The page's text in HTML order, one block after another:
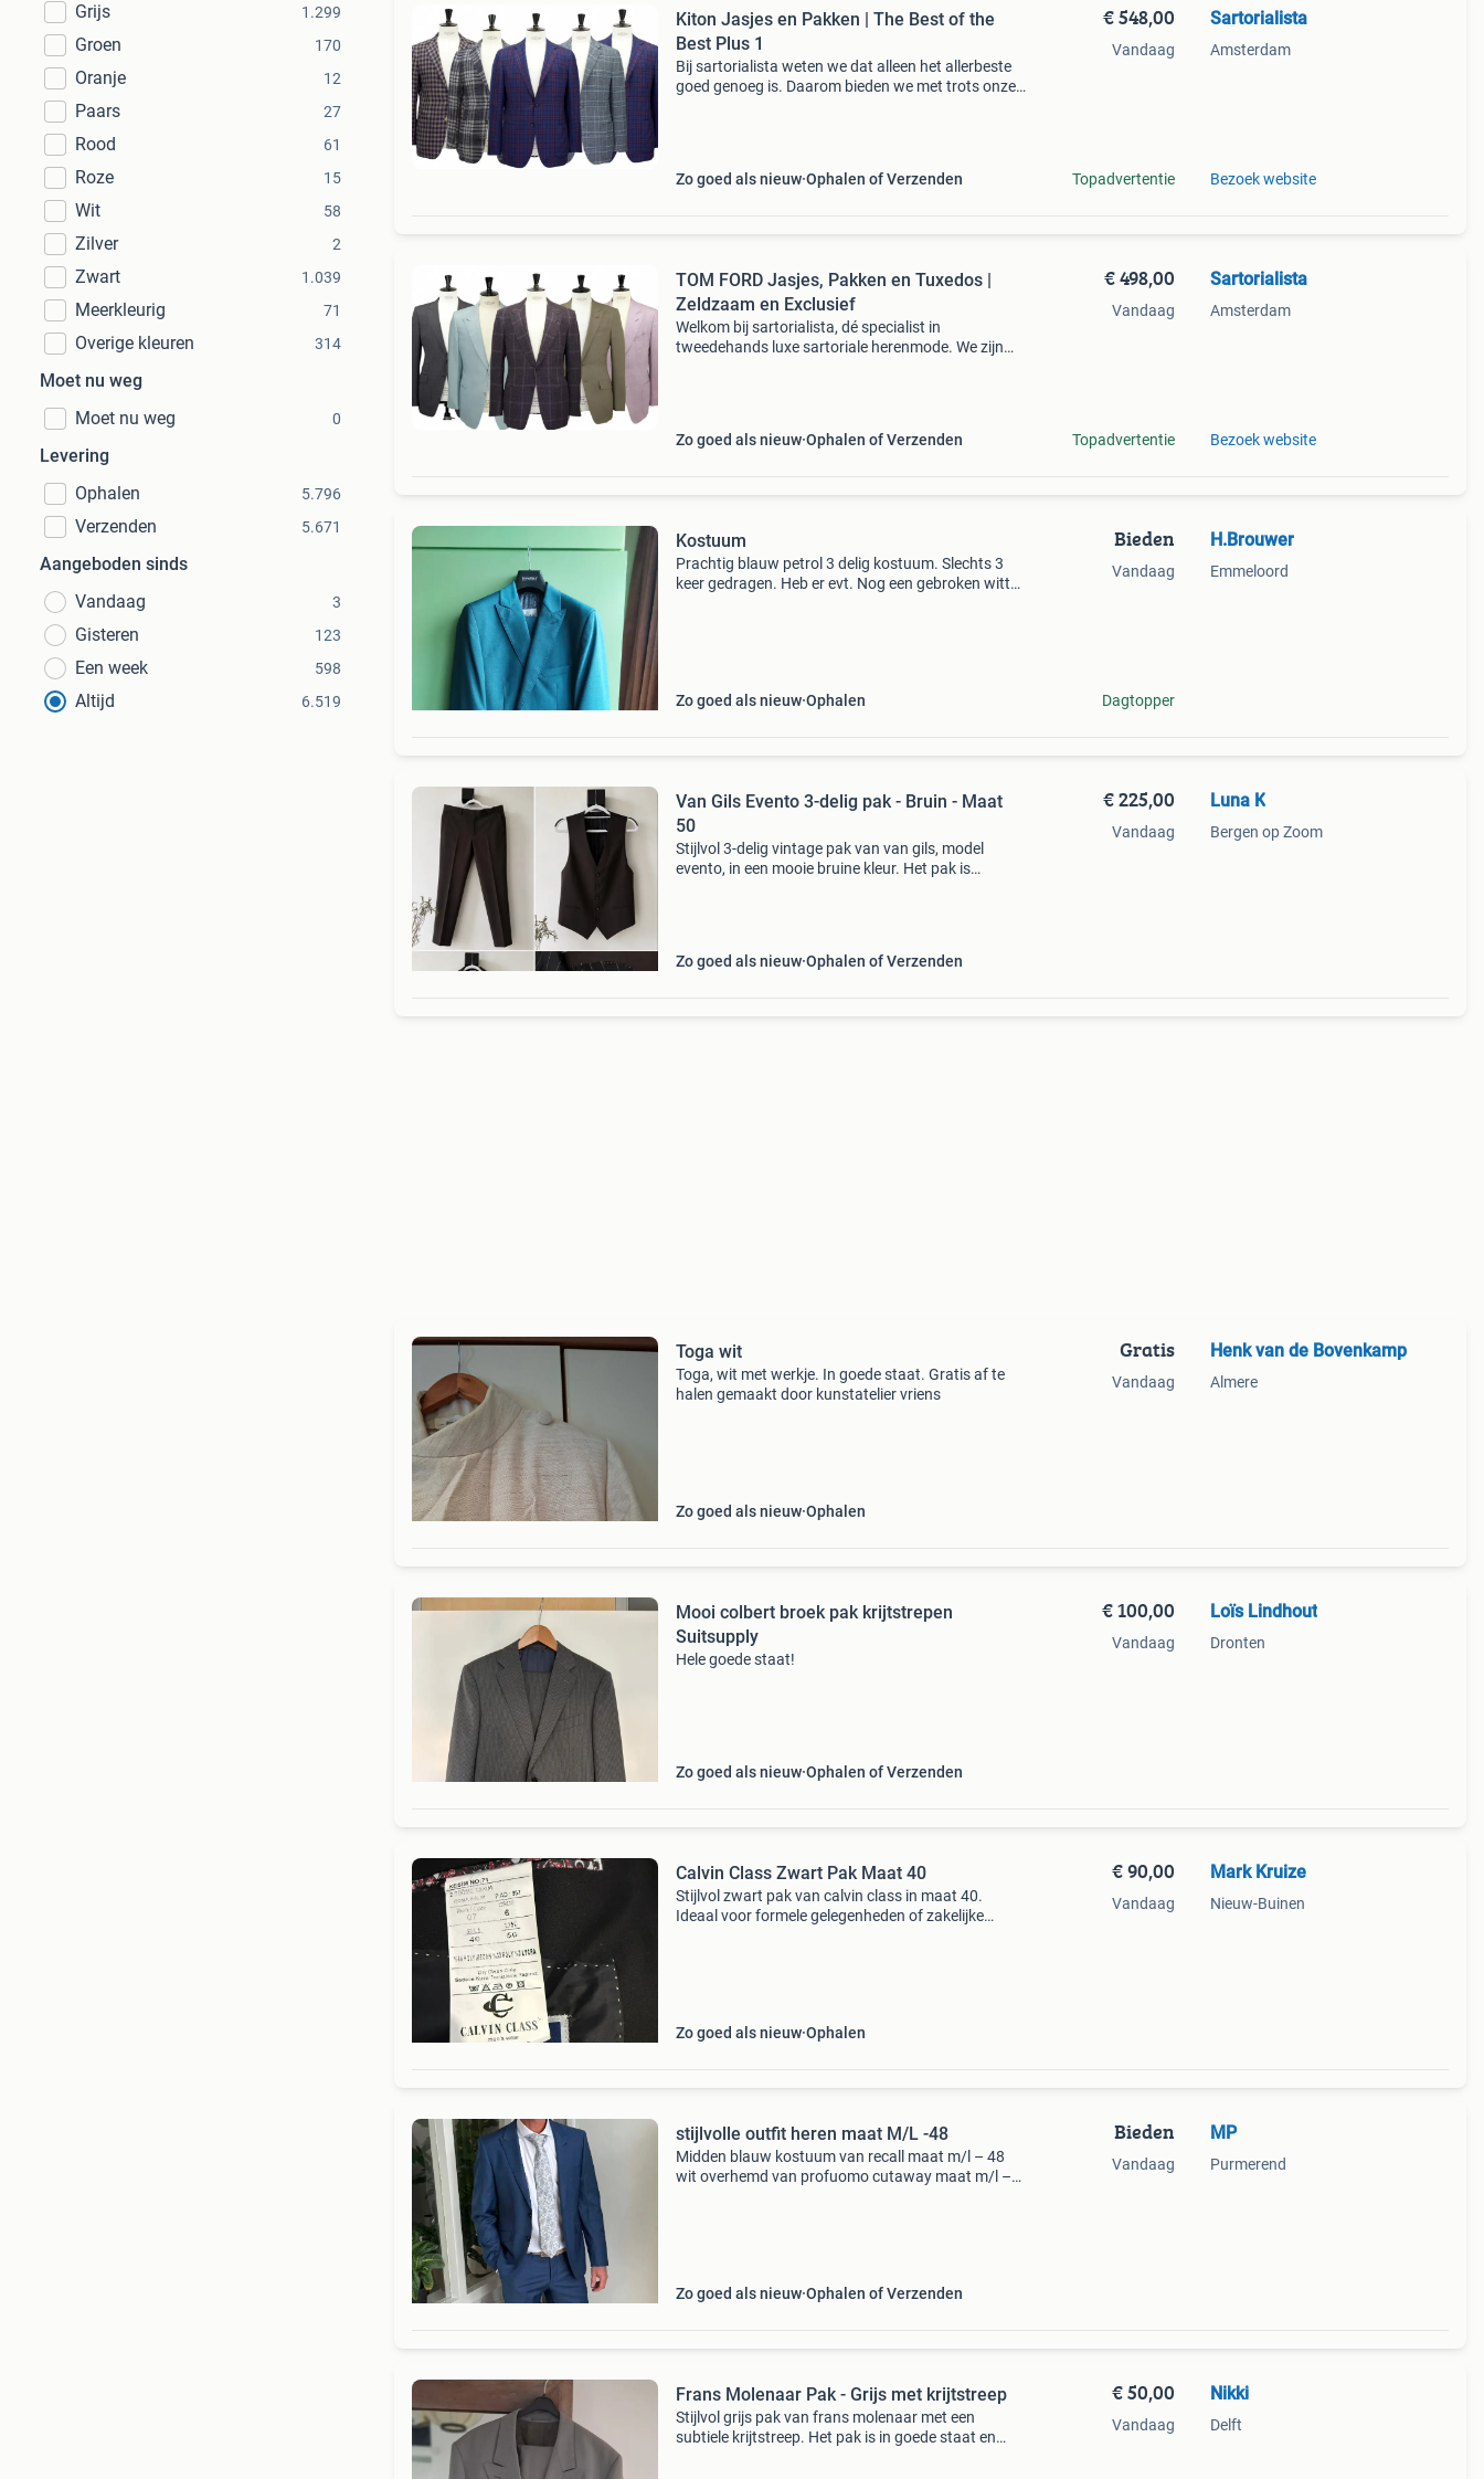
Grijs 1.299
Groen 170
Oranje 12
Paars 27
Rood 61
Roze 15
Wit 58
Zilver 2
Zwart 1.039
Meerkleurig 71
Overige kleuren 314
Moet nu weg
Moet nu weg
0
Levering
Ophalen
5.796
Verzenden 5.671
Aangeboden sinds
Vandaag
3
Gisteren 123
Een week 598
Altijd 6.519
Kiton Jasjes en Pakken | The Best of the
Best Plus 1
Bij sartorialista weten we dat alleen het allerbeste
goed genoeg is. Daarom bieden we met trots onze
Zo goed als nieuw Ophalen of Verzenden
€ 548,00
Vandaag
Topadvertentie
Sartorialista
Amsterdam
Bezoek website
TOM FORD Jasjes, Pakken en Tuxedos |
Zeldzaam en Exclusief
Welkom bij sartorialista, dé specialist in
tweedehands luxe sartoriale herenmode. We zijn
Zo goed als nieuw Ophalen of Verzenden
€ 498,00
Vandaag
Topadvertentie
Sartorialista
Amsterdam
Bezoek website
Kostuum
Prachtig blauw petrol 3 delig kostuum. Slechts 3
keer gedragen. Heb er evt. Nog een gebroken witte
Zo goed als nieuw Ophalen
Bieden
Vandaag
Dagtopper
H.Brouwer
Emmeloord
Van Gils Evento 3-delig pak - Bruin - Maat
50
Stijlvol 3-delig vintage pak van van gils, model
evento, in een mooie bruine kleur. Het pak is
Zo goed als nieuw Ophalen of Verzenden
€ 225,00
Vandaag
Luna K
Bergen op Zoom
Toga wit
Toga, wit met werkje. In goede staat. Gratis af te
halen gemaakt door kunstatelier vriens
Zo goed als nieuw Ophalen
Gratis
Vandaag
Henk van de Bovenkamp
Almere
Mooi colbert broek pak krijtstrepen
Suitsupply
Hele goede staat!
Zo goed als nieuw Ophalen of Verzenden
€ 100,00
Vandaag
Loïs Lindhout
Dronten
Calvin Class Zwart Pak Maat 40
Stijlvol zwart pak van calvin class in maat 40.
Ideaal voor formele gelegenheden of zakelijke
Zo goed als nieuw Ophalen
€ 90,00
Vandaag
Mark Kruize
Nieuw-Buinen
stijlvolle outfit heren maat M/L -48
Midden blauw kostuum van recall maat m/l – 48
wit overhemd van profuomo cutaway maat m/l –
Zo goed als nieuw Ophalen of Verzenden
Bieden
Vandaag
MP
Purmerend
Frans Molenaar Pak - Grijs met krijtstreep
Stijlvol grijs pak van frans molenaar met een
subtiele krijtstreep. Het pak is in goede staat en
€ 50,00
Vandaag
Nikki
Delft